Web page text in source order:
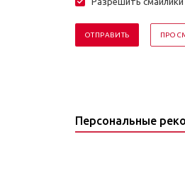
Персональные